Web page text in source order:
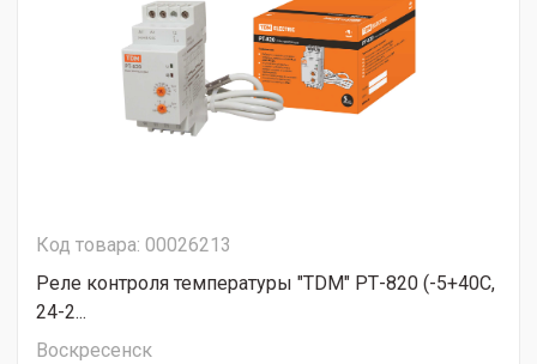
Код товара: 00026213
Реле контроля температуры "TDM" РТ-820 (-5+40С,
24-2...
Воскресенск